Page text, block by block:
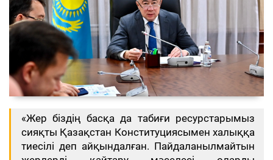
«Жер біздің басқа да табиғи ресурстарымыз
сияқты Қазақстан Конституциясымен халыққа
тиесілі деп айқындалған. Пайдаланылмайтын